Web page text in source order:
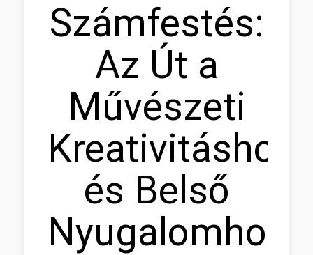
Számfestés:
Az Út a
Művészeti
Kreativitáshoz
és Belső
Nyugalomhoz